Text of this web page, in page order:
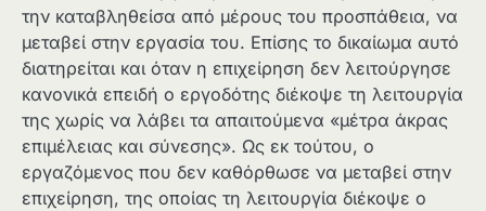
την καταβληθείσα από μέρους του προσπάθεια, να
μεταβεί στην εργασία του. Επίσης το δικαίωμα αυτό
διατηρείται και όταν η επιχείρηση δεν λειτούργησε
κανονικά επειδή ο εργοδότης διέκοψε τη λειτουργία
της χωρίς να λάβει τα απαιτούμενα «μέτρα άκρας
επιμέλειας και σύνεσης». Ως εκ τούτου, ο
εργαζόμενος που δεν καθόρθωσε να μεταβεί στην
επιχείρηση, της οποίας τη λειτουργία διέκοψε ο